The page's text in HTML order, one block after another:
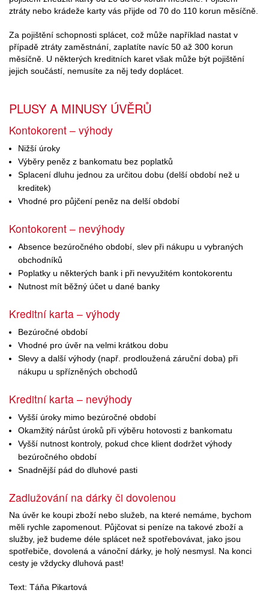
ztráty nebo krádeže karty vás přijde od 70 do 110 korun měsíčně.
Za pojištění schopnosti splácet, což může například nastat v
případě ztráty zaměstnání, zaplatíte navíc 50 až 300 korun
měsíčně. U některých kreditních karet však může být pojištění
jejich součástí, nemusíte za něj tedy doplácet.
PLUSY A MINUSY ÚVĚRŮ
Kontokorent – výhody
Nižší úroky
Výběry peněz z bankomatu bez poplatků
Splacení dluhu jednou za určitou dobu (delší období než u
kreditek)
Vhodné pro půjčení peněz na delší období
Kontokorent – nevýhody
Absence bezúročného období, slev při nákupu u vybraných
obchodníků
Poplatky u některých bank i při nevyužitém kontokorentu
Nutnost mít běžný účet u dané banky
Kreditní karta – výhody
Bezúročné období
Vhodné pro úvěr na velmi krátkou dobu
Slevy a další výhody (např. prodloužená záruční doba) při
nákupu u spřízněných obchodů
Kreditní karta – nevýhody
Vyšší úroky mimo bezúročné období
Okamžitý nárůst úroků při výběru hotovosti z bankomatu
Vyšší nutnost kontroly, pokud chce klient dodržet výhody
bezúročného období
Snadnější pád do dluhové pasti
Zadlužování na dárky či dovolenou
Na úvěr ke koupi zboží nebo služeb, na které nemáme, bychom
měli rychle zapomenout. Půjčovat si peníze na takové zboží a
služby, jež budeme déle splácet než spotřebovávat, jako jsou
spotřebiče, dovolená a vánoční dárky, je holý nesmysl. Na konci
cesty je vždycky dluhová past!
Text: Táňa Pikartová